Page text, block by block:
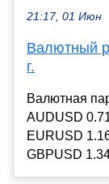
21:17, 01 Июн
Валютный
г.
Валютная
AUDUSD
EURUSD
GBPUSD